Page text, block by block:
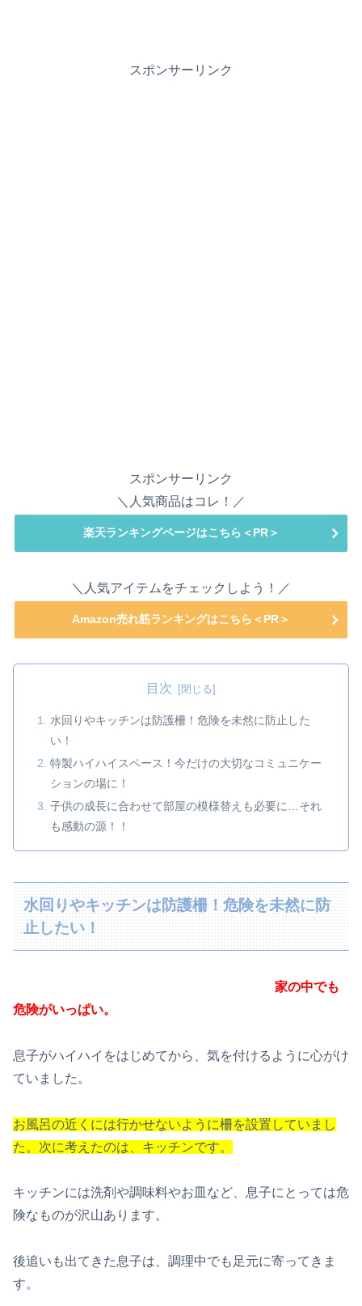
スポンサーリンク
スポンサーリンク
＼人気商品はコレ！／
楽天ランキングページはこちら＜PR＞
＼人気アイテムをチェックしよう！／
Amazon売れ筋ランキングはこちら＜PR＞
目次
水回りやキッチンは防護柵！危険を未然に防止した
い！
特製ハイハイスペース！今だけの大切なコミュニケー
ションの場に！
子供の成長に合わせて部屋の模様替えも必要に…それ
も感動の源！！
水回りやキッチンは防護柵！危険を未然に防
止したい！
家の中でも
危険がいっぱい。
息子がハイハイをはじめてから、気を付けるように心がけ
ていました。
お風呂の近くには行かせないように柵を設置していまし
た。 次に考えたのは、キッチンです。
キッチンには洗剤や調味料やお皿など、息子にとっては危
険なものが沢山あります。
後追いも出てきた息子は、調理中でも足元に寄ってきま
す。